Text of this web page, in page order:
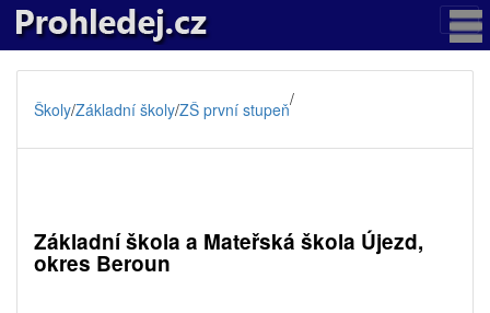
Školy/Základní školy/ZŠ první stupeň/
Základní škola a Mateřská škola Újezd,
okres Beroun